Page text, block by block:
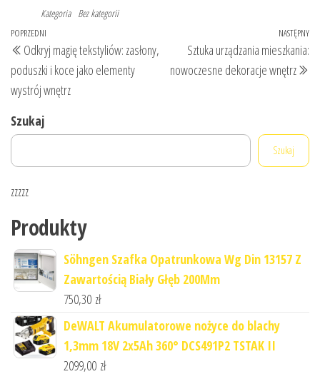
Kategoria Bez kategorii
Nawigacja
wpisu
Poprzedni
wpis
POPRZEDNI
Odkryj magię tekstyliów: zasłony,
poduszki i koce jako elementy
wystrój wnętrz
NASTĘPNY
Sztuka urządzania mieszkania:
nowoczesne dekoracje wnętrz
Szukaj
Szukaj
zzzzz
Produkty
Söhngen Szafka Opatrunkowa Wg Din 13157 Z
Zawartością Biały Głęb 200Mm
750,30 zł
DeWALT Akumulatorowe nożyce do blachy
1,3mm 18V 2x5Ah 360° DCS491P2 TSTAK II
2099,00 zł